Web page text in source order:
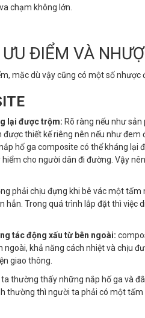
chạm không lớn.
ĐIỂM VÀ
mặc dù vậy cũng có một số nhược
lại được trộm: Rõ ràng nếu như
thiết kế riêng nên nếu như
hố ga composite có thể kháng
cho người dân đi đường. Vậy
phải chịu đựng khi bê vác một
Trong quá trình lắp đặt thì việc
tác động xấu từ bên ngoài:
khả năng cách nhiệt và chịu
giao thông.
thường thấy những nắp hố ga và
thường thì người ta phải có một